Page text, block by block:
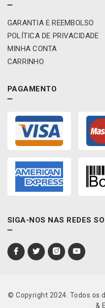
GARANTIA E REEMBOLSO
POLÍTICA DE PRIVACIDADE
MINHA CONTA
CARRINHO
PAGAMENTO
SIGA-NOS NAS REDES
© Copyright 2024. Todos os
&